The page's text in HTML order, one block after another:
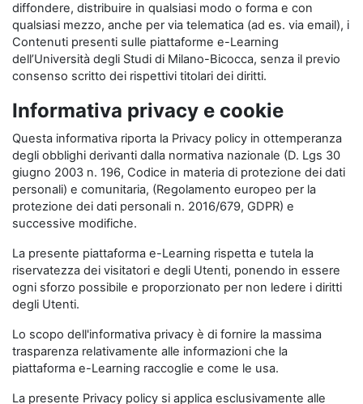
diffondere, distribuire in qualsiasi modo o forma e con
qualsiasi mezzo, anche per via telematica (ad es. via email), i
Contenuti presenti sulle piattaforme e-Learning
dell’Università degli Studi di Milano-Bicocca, senza il previo
consenso scritto dei rispettivi titolari dei diritti.
Informativa privacy e cookie
Questa informativa riporta la Privacy policy in ottemperanza
degli obblighi derivanti dalla normativa nazionale (D. Lgs 30
giugno 2003 n. 196, Codice in materia di protezione dei dati
personali) e comunitaria, (Regolamento europeo per la
protezione dei dati personali n. 2016/679, GDPR) e
successive modifiche.
La presente piattaforma e-Learning rispetta e tutela la
riservatezza dei visitatori e degli Utenti, ponendo in essere
ogni sforzo possibile e proporzionato per non ledere i diritti
degli Utenti.
Lo scopo dell'informativa privacy è di fornire la massima
trasparenza relativamente alle informazioni che la
piattaforma e-Learning raccoglie e come le usa.
La presente Privacy policy si applica esclusivamente alle